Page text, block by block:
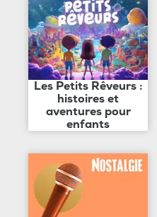
Les Petits Rêveurs :
histoires et
aventures pour
enfants